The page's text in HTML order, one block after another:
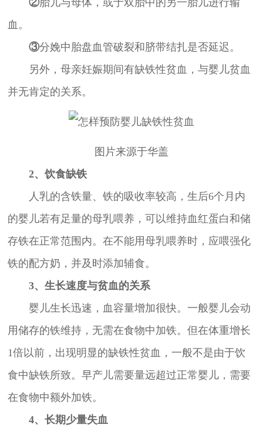
②胎儿与母体，或于双胎中的另一胎儿进行输
血。
③分娩中胎盘血管破裂和脐带结扎是否延迟。
另外，母亲妊娠期间有缺铁性贫血，与婴儿贫血
并无肯定的关系。
图片来源于华盖
2、饮食缺铁
人乳的含铁量、铁的吸收率较高，生后6个月内
的婴儿若有足量的母乳喂养，可以维持血红蛋白和储
存铁在正常范围内。在不能用母乳喂养时，应喂强化
铁的配方奶，并及时添加辅食。
3、生长速度与贫血的关系
婴儿生长迅速，血容量增加很快。一般婴儿会动
用储存的铁维持，无需在食物中加铁。但在体重增长
1倍以前，出现明显的缺铁性贫血，一般不是由于饮
食中缺铁所致。早产儿需要量远超过正常婴儿，需要
在食物中额外加铁。
4、长期少量失血